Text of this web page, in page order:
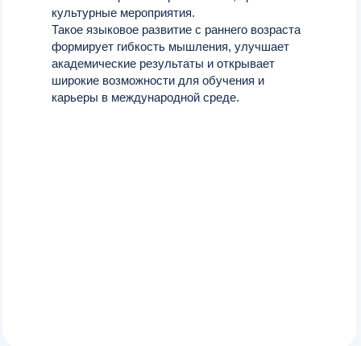
культурные мероприятия.
Такое языковое развитие с раннего возраста
формирует гибкость мышления, улучшает
академические результаты и открывает
широкие возможности для обучения и
карьеры в международной среде.